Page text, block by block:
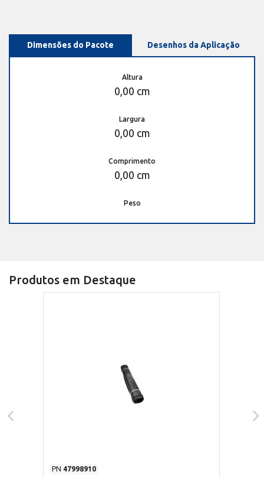
Dimensões do Pacote Desenhos da Aplicação
Altura
0,00 cm
Largura
0,00 cm
Comprimento
0,00 cm
Peso
Produtos em Destaque
PN 47998910